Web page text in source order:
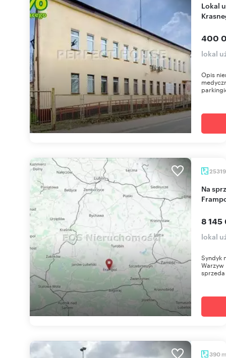
Lokal użytkowy 841 m² z parkingiem w centrum
400
lokal
Opis
Na sprzedaż przedsiębiorstwo z infrastrukturą we
8 145
lokal
Syndyk
Warzyw
390 m